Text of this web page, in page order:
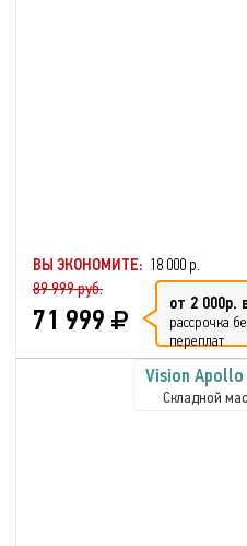
ВЫ ЭКОНОМИТЕ: 18 000 р.
89 999 руб.
71 999 от 2 000р.
рассрочка
переплат
Vision
Складной